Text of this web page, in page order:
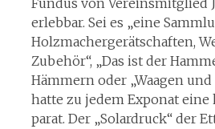
Fundus von Vereinsmitglied
erlebbar. Sei es „eine
Holzmachergerätschaften,
Zubehör“, „Das ist der
Hämmern oder „Waagen und
hatte zu jedem Exponat
parat. Der „Solardruck“ der